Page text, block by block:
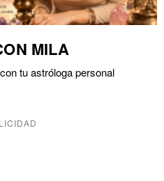
MILA
tu astróloga personal